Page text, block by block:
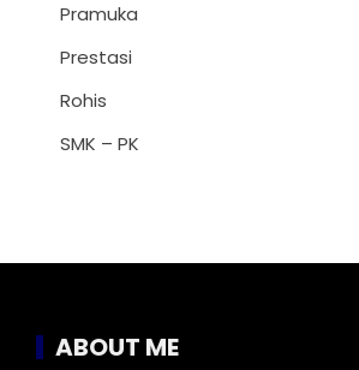
Pramuka
Prestasi
Rohis
SMK – PK
ABOUT ME